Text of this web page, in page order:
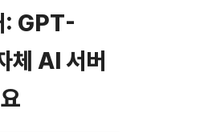
: GPT-
체 AI 서버